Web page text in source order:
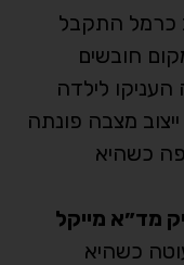
במרחב כרמל התקבל
למקום חובשים
לילדה
מצבה פונתה
כשהיא
מד״א מייקל
כשהיא